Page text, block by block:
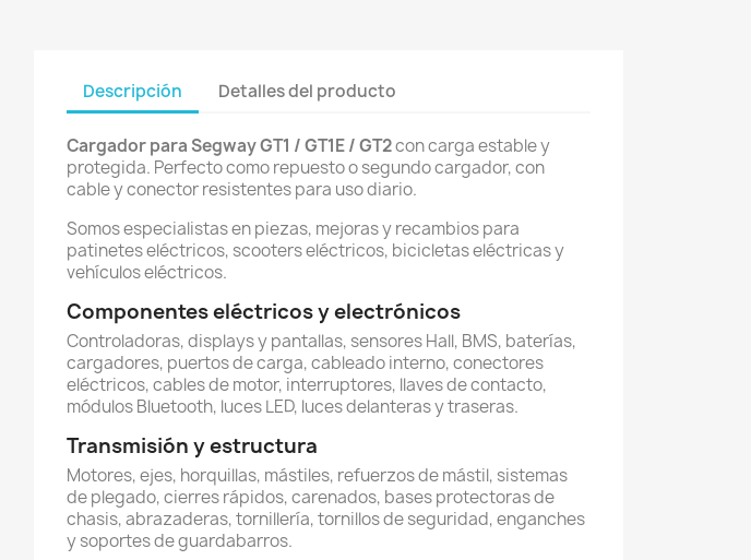
Descripción Detalles del producto
Cargador para Segway GT1 / GT1E / GT2con carga estable y
protegida. Perfecto como repuesto o segundo cargador, con
cable y conector resistentes para uso diario.
Somos especialistas en piezas, mejoras y recambios para
patinetes eléctricos, scooters eléctricos, bicicletas eléctricas y
vehículos eléctricos.
Componentes eléctricos y electrónicos
Controladoras, displays y pantallas, sensores Hall, BMS, baterías,
cargadores, puertos de carga, cableado interno, conectores
eléctricos, cables de motor, interruptores, llaves de contacto,
módulos Bluetooth, luces LED, luces delanteras y traseras.
Transmisión y estructura
Motores, ejes, horquillas, mástiles, refuerzos de mástil, sistemas
de plegado, cierres rápidos, carenados, bases protectoras de
chasis, abrazaderas, tornillería, tornillos de seguridad, enganches
y soportes de guardabarros.